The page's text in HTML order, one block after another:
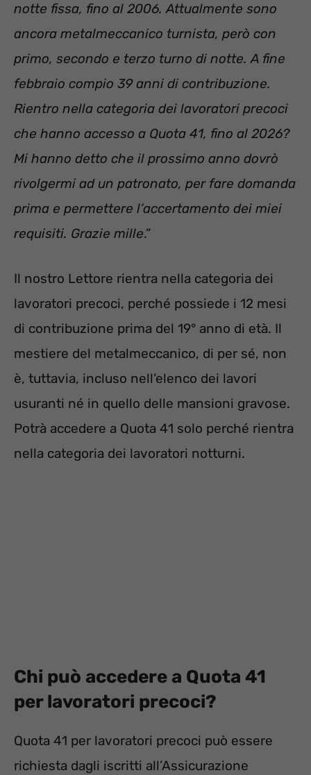
notte fissa, fino al 2006. Attualmente sono
ancora metalmeccanico turnista, però con
primo, secondo e terzo turno di notte. A fine
febbraio compio 39 anni di contribuzione.
Rientro nella categoria dei lavoratori precoci
che hanno accesso a Quota 41, fino al 2026?
Mi hanno detto che il prossimo anno dovrò
rivolgermi ad un patronato, per fare domanda
prima e permettere l’accertamento dei miei
requisiti. Grazie mille.”
Il nostro Lettore rientra nella categoria dei
lavoratori precoci, perché possiede i 12 mesi
di contribuzione prima del 19° anno di età. Il
mestiere del metalmeccanico, di per sé, non
è, tuttavia, incluso nell’elenco dei lavori
usuranti né in quello delle mansioni gravose.
Potrà accedere a Quota 41 solo perché rientra
nella categoria dei lavoratori notturni.
Chi può accedere a Quota 41
per lavoratori precoci?
Quota 41 per lavoratori precoci può essere
richiesta dagli iscritti all’Assicurazione